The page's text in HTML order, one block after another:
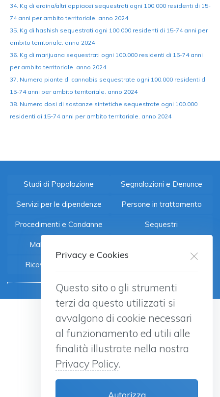
34. Kg di eroina/altri oppiacei sequestrati ogni 100.000 residenti di 15-
74 anni per ambito territoriale. anno 2024
35. Kg di hashish sequestrati ogni 100.000 residenti di 15-74 anni per
ambito territoriale. anno 2024
36. Kg di marijuana sequestrati ogni 100.000 residenti di 15-74 anni
per ambito territoriale. anno 2024
37. Numero piante di cannabis sequestrate ogni 100.000 residenti di
15-74 anni per ambito territoriale. anno 2024
38. Numero dosi di sostanze sintetiche sequestrate ogni 100.000
residenti di 15-74 anni per ambito territoriale. anno 2024
Studi di Popolazione Segnalazioni e Denunce
Servizi per le dipendenze Persone in trattamento
Procedimenti e Condanne Sequestri
Malattie infettive
Ricoveri Ospedalieri
Dipartimento delle politiche contro
la droga e le altre dipendenze
Presidenza del Consiglio dei Ministri
Privacy e Cookies
Questo sito o gli strumenti
terzi da questo utilizzati si
avvalgono di cookie necessari
al funzionamento ed utili alle
finalità illustrate nella nostra
Privacy Policy.
Autorizza